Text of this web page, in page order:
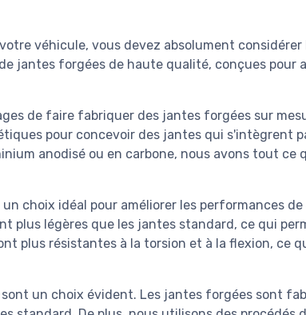
véhicule, vous devez absolument
jantes forgées de haute qualité, conçues pour
de faire fabriquer des jantes forgées sur
pour concevoir des jantes qui s'intègrent
anodisé ou en carbone, nous avons tout ce
choix idéal pour améliorer les performances
plus légères que les jantes standard, ce qui
plus résistantes à la torsion et à la flexion, ce
un choix évident. Les jantes forgées sont